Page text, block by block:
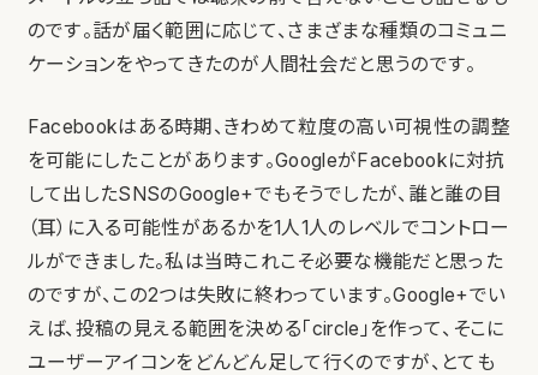
のです。話が届く範囲に応じて、さまざまな種類のコミュニ
ケーションをやってきたのが人間社会だと思うのです。
Facebookはある時期、きわめて粒度の高い可視性の調整
を可能にしたことがあります。GoogleがFacebookに対抗
して出したSNSのGoogle+でもそうでしたが、誰と誰の目
（耳）に入る可能性があるかを1人1人のレベルでコントロー
ルができました。私は当時これこそ必要な機能だと思った
のですが、この2つは失敗に終わっています。Google+でい
えば、投稿の見える範囲を決める「circle」を作って、そこに
ユーザーアイコンをどんどん足して行くのですが、とても